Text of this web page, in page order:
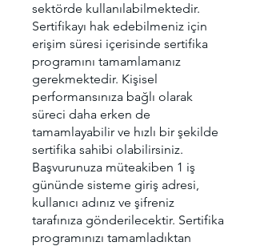
sektörde kullanılabilmektedir.
Sertifikayı hak edebilmeniz için
erişim süresi içerisinde sertifika
programını tamamlamanız
gerekmektedir. Kişisel
performansınıza bağlı olarak
süreci daha erken de
tamamlayabilir ve hızlı bir şekilde
sertifika sahibi olabilirsiniz.
Başvurunuza müteakiben 1 iş
gününde sisteme giriş adresi,
kullanıcı adınız ve şifreniz
tarafınıza gönderilecektir. Sertifika
programınızı tamamladıktan